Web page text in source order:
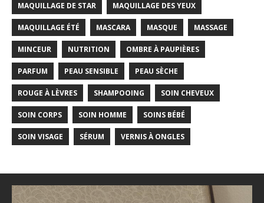
MAQUILLAGE DE STAR MAQUILLAGE DES YEUX
MAQUILLAGE ÉTÉ MASCARA MASQUE MASSAGE
MINCEUR NUTRITION OMBRE À PAUPIÈRES
PARFUM PEAU SENSIBLE PEAU SÈCHE
ROUGE À LÈVRES SHAMPOOING SOIN CHEVEUX
SOIN CORPS SOIN HOMME SOINS BÉBÉ
SOIN VISAGE SÉRUM VERNIS À ONGLES